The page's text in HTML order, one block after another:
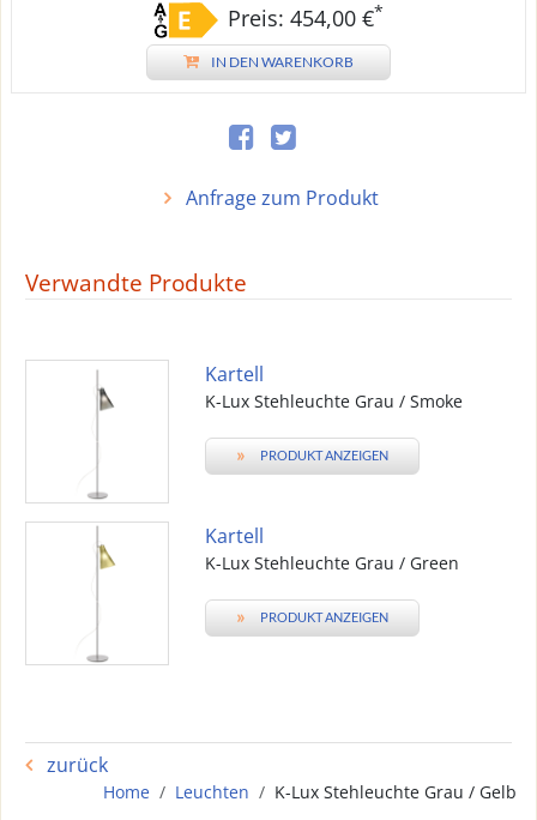
Preis: 454,00 €*
IN DEN WARENKORB
Anfrage zum Produkt
Verwandte Produkte
Kartell
K-Lux Stehleuchte Grau / Smoke
» PRODUKT ANZEIGEN
Kartell
K-Lux Stehleuchte Grau / Green
» PRODUKT ANZEIGEN
zurück
Home Leuchten K-Lux Stehleuchte Grau / Gelb